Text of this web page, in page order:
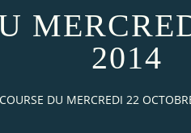
2014
COURSE DU MERCREDI 22